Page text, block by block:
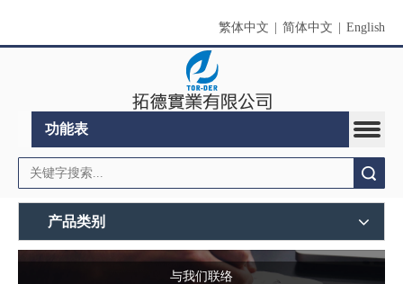
繁体中文 简体中文 English
功能表
产品类别
与我们联络